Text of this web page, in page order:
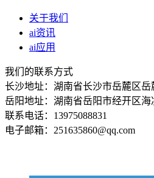
关于我们
ai资讯
ai应用
我们的联系方式
长沙地址：湖南省长沙市岳麓区岳
岳阳地址：湖南省岳阳市经开区海
联系电话：13975088831
电子邮箱：251635860@qq.com